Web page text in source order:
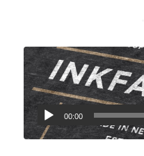
00:00